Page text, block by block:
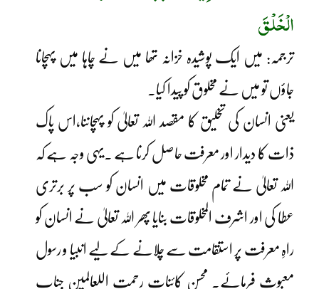
الْخَلْقَ
ترجمہ: میں ایک پوشیدہ خزانہ تھا میں نے چاہا میں پہچانا
جاؤں تو میں نے مخلوق کو پیدا کیا۔
یعنی انسان کی تخلیق کا مقصد اللہ تعالیٰ کو پہچاننا،اس پاک
ذات کا دیدار اور معرفت حاصل کرنا ہے ۔یہی وجہ ہے کہ
اللہ تعالیٰ نے تمام مخلوقات میں انسان کو سب پر برتری
عطا کی اور اشرف المخلوقات بنایا پھر اللہ تعالیٰ نے انسان کو
راہِ معرفت پر استقامت سے چلانے کے لیے انبیا و رسول
معبوث فرمائے۔ محسنِ کائنات رحمت اللعالمین جناب